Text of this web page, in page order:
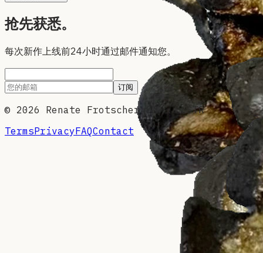
抢先获悉。
每次新作上线前24小时通过邮件通知您。
订阅
© 2026 Renate Frotscher EI — CLSTR
TermsPrivacyFAQContact